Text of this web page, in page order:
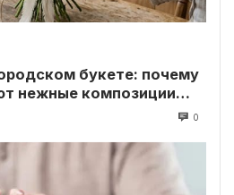
букете: почему
нежные композиции
0